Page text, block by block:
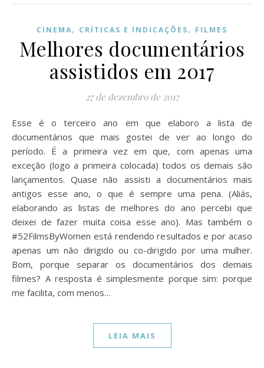
CINEMA, CRÍTICAS E INDICAÇÕES, FILMES
Melhores documentários
assistidos em 2017
27 de dezembro de 2017
Esse é o terceiro ano em que elaboro a lista de
documentários que mais gostei de ver ao longo do
período. É a primeira vez em que, com apenas uma
exceção (logo a primeira colocada) todos os demais são
lançamentos. Quase não assisti a documentários mais
antigos esse ano, o que é sempre uma pena. (Aliás,
elaborando as listas de melhores do ano percebi que
deixei de fazer muita coisa esse ano). Mas também o
#52FilmsByWomen está rendendo resultados e por acaso
apenas um não dirigido ou co-dirigido por uma mulher.
Bom, porque separar os documentários dos demais
filmes? A resposta é simplesmente porque sim: porque
me facilita, com menos…
LEIA MAIS